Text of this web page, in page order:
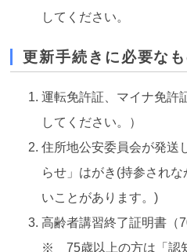
してください。
更新手続きに必要な
運転免許証、マイナ免許
してください。）
住所地公安委員会が発送
らせ」はがき(持参され
いことがあります。)
高齢者講習終了証明書（
※ 75歳以上の方は「認